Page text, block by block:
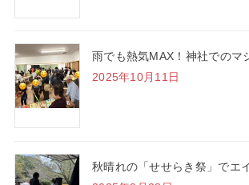
雨でも熱気MAX！神社でのマ
2025年10月11日
秋晴れの「せせらき祭」でエ